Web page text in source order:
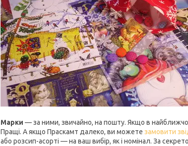
Марки — за ними, звичайно, на пошту. Якщо в
Пращі. А якщо Праскамт далеко, ви можете замовити
або розсип-асорті — на ваш вибір, як і номінал. За